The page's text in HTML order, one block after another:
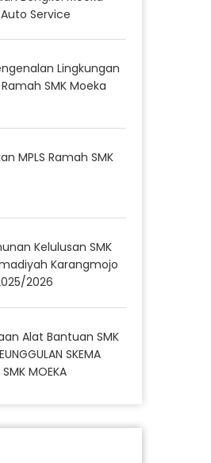
Service
Lingkungan
SMK Moeka
MPLS Ramah SMK
Kelulusan SMK
Karangmojo
2026
Alat Bantuan SMK
SKEMA
SMK MOEKA